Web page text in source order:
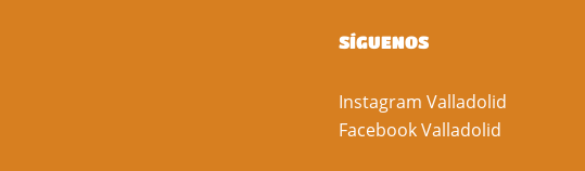
SÍGUENOS
Instagram Valladolid
Facebook Valladolid